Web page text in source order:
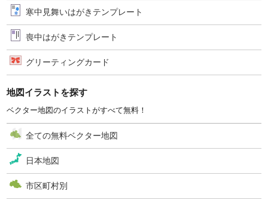
寒中見舞いはがきテンプレート
喪中はがきテンプレート
グリーティングカード
地図イラストを探す
ベクター地図のイラストがすべて無料！
全ての無料ベクター地図
日本地図
市区町村別